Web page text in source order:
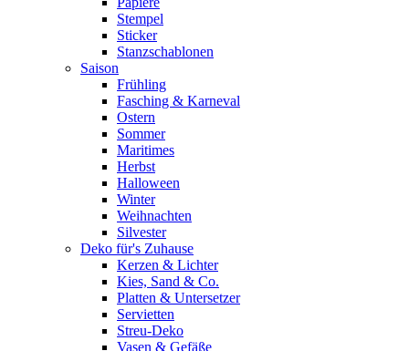
Stempel
Sticker
Stanzschablonen
Saison
Frühling
Fasching & Karneval
Ostern
Sommer
Maritimes
Herbst
Halloween
Winter
Weihnachten
Silvester
Deko für's Zuhause
Kerzen & Lichter
Kies, Sand & Co.
Platten & Untersetzer
Servietten
Streu-Deko
Vasen & Gefäße